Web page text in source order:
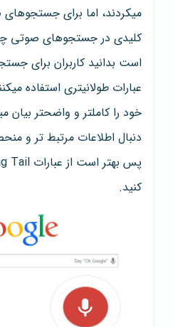
میکردند، اما برای
کلیدی در جستجوهای صوتی
است بدانید کاربران برای
عبارات طولانیتری استفاده
خود را کاملتر و واضحتر بیان
دنبال اطلاعات مرتبط تر و
کنید.